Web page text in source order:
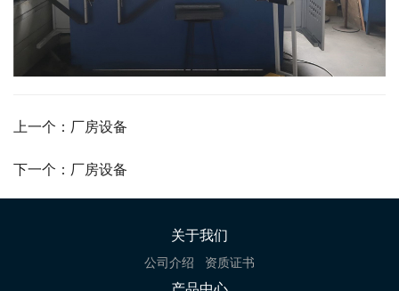
上一个：厂房设备
下一个：厂房设备
关于我们
公司介绍 资质证书